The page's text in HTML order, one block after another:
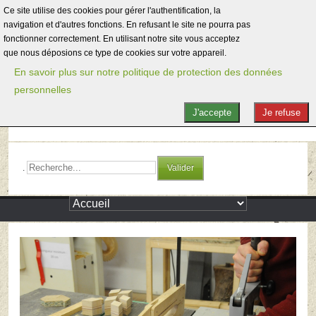
. Valider
Ce site utilise des cookies pour gérer l'authentification, la
navigation et d'autres fonctions. En refusant le site ne pourra pas
fonctionner correctement. En utilisant notre site vous acceptez
que nous déposions ce type de cookies sur votre appareil.
En savoir plus sur notre politique de protection des données
personnelles
Je refuse
J'accepte